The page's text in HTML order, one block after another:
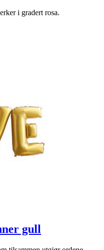
i gradert rosa.
gull